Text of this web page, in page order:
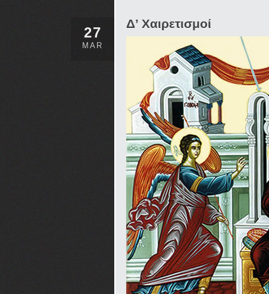
27
MAR
Δ’ Χαιρετισμοί